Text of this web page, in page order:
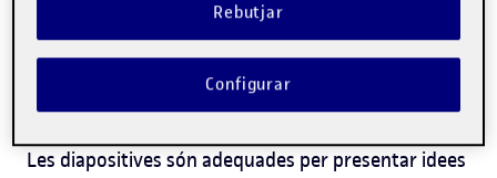
punts importants i per il·lustrar gràficament les
idees del discurs. És imprescindible, doncs, que
segueixin l'ordre de desenvolupament de la sessió.
Les diapositives són adequades per presentar idees
Rebutjar
Configurar